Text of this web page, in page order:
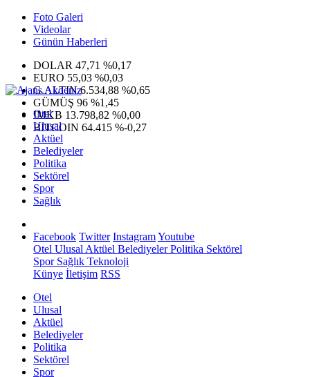
Foto Galeri
Videolar
Günün Haberleri
DOLAR 47,71 %0,17
EURO 55,03 %0,03
G.ALTIN6.534,88 %0,65
GÜMÜŞ 96 %1,45
IMKB 13.798,82 %0,00
BITCOIN 64.415 %-0,27
Otel
Ulusal
Aktüel
Belediyeler
Politika
Sektörel
Spor
Sağlık
Facebook Twitter InstagramYoutube
Otel Ulusal Aktüel BelediyelerPolitika Sektörel
SporSağlık Teknoloji
Künye İletişim RSS
Otel
Ulusal
Aktüel
Belediyeler
Politika
Sektörel
Spor